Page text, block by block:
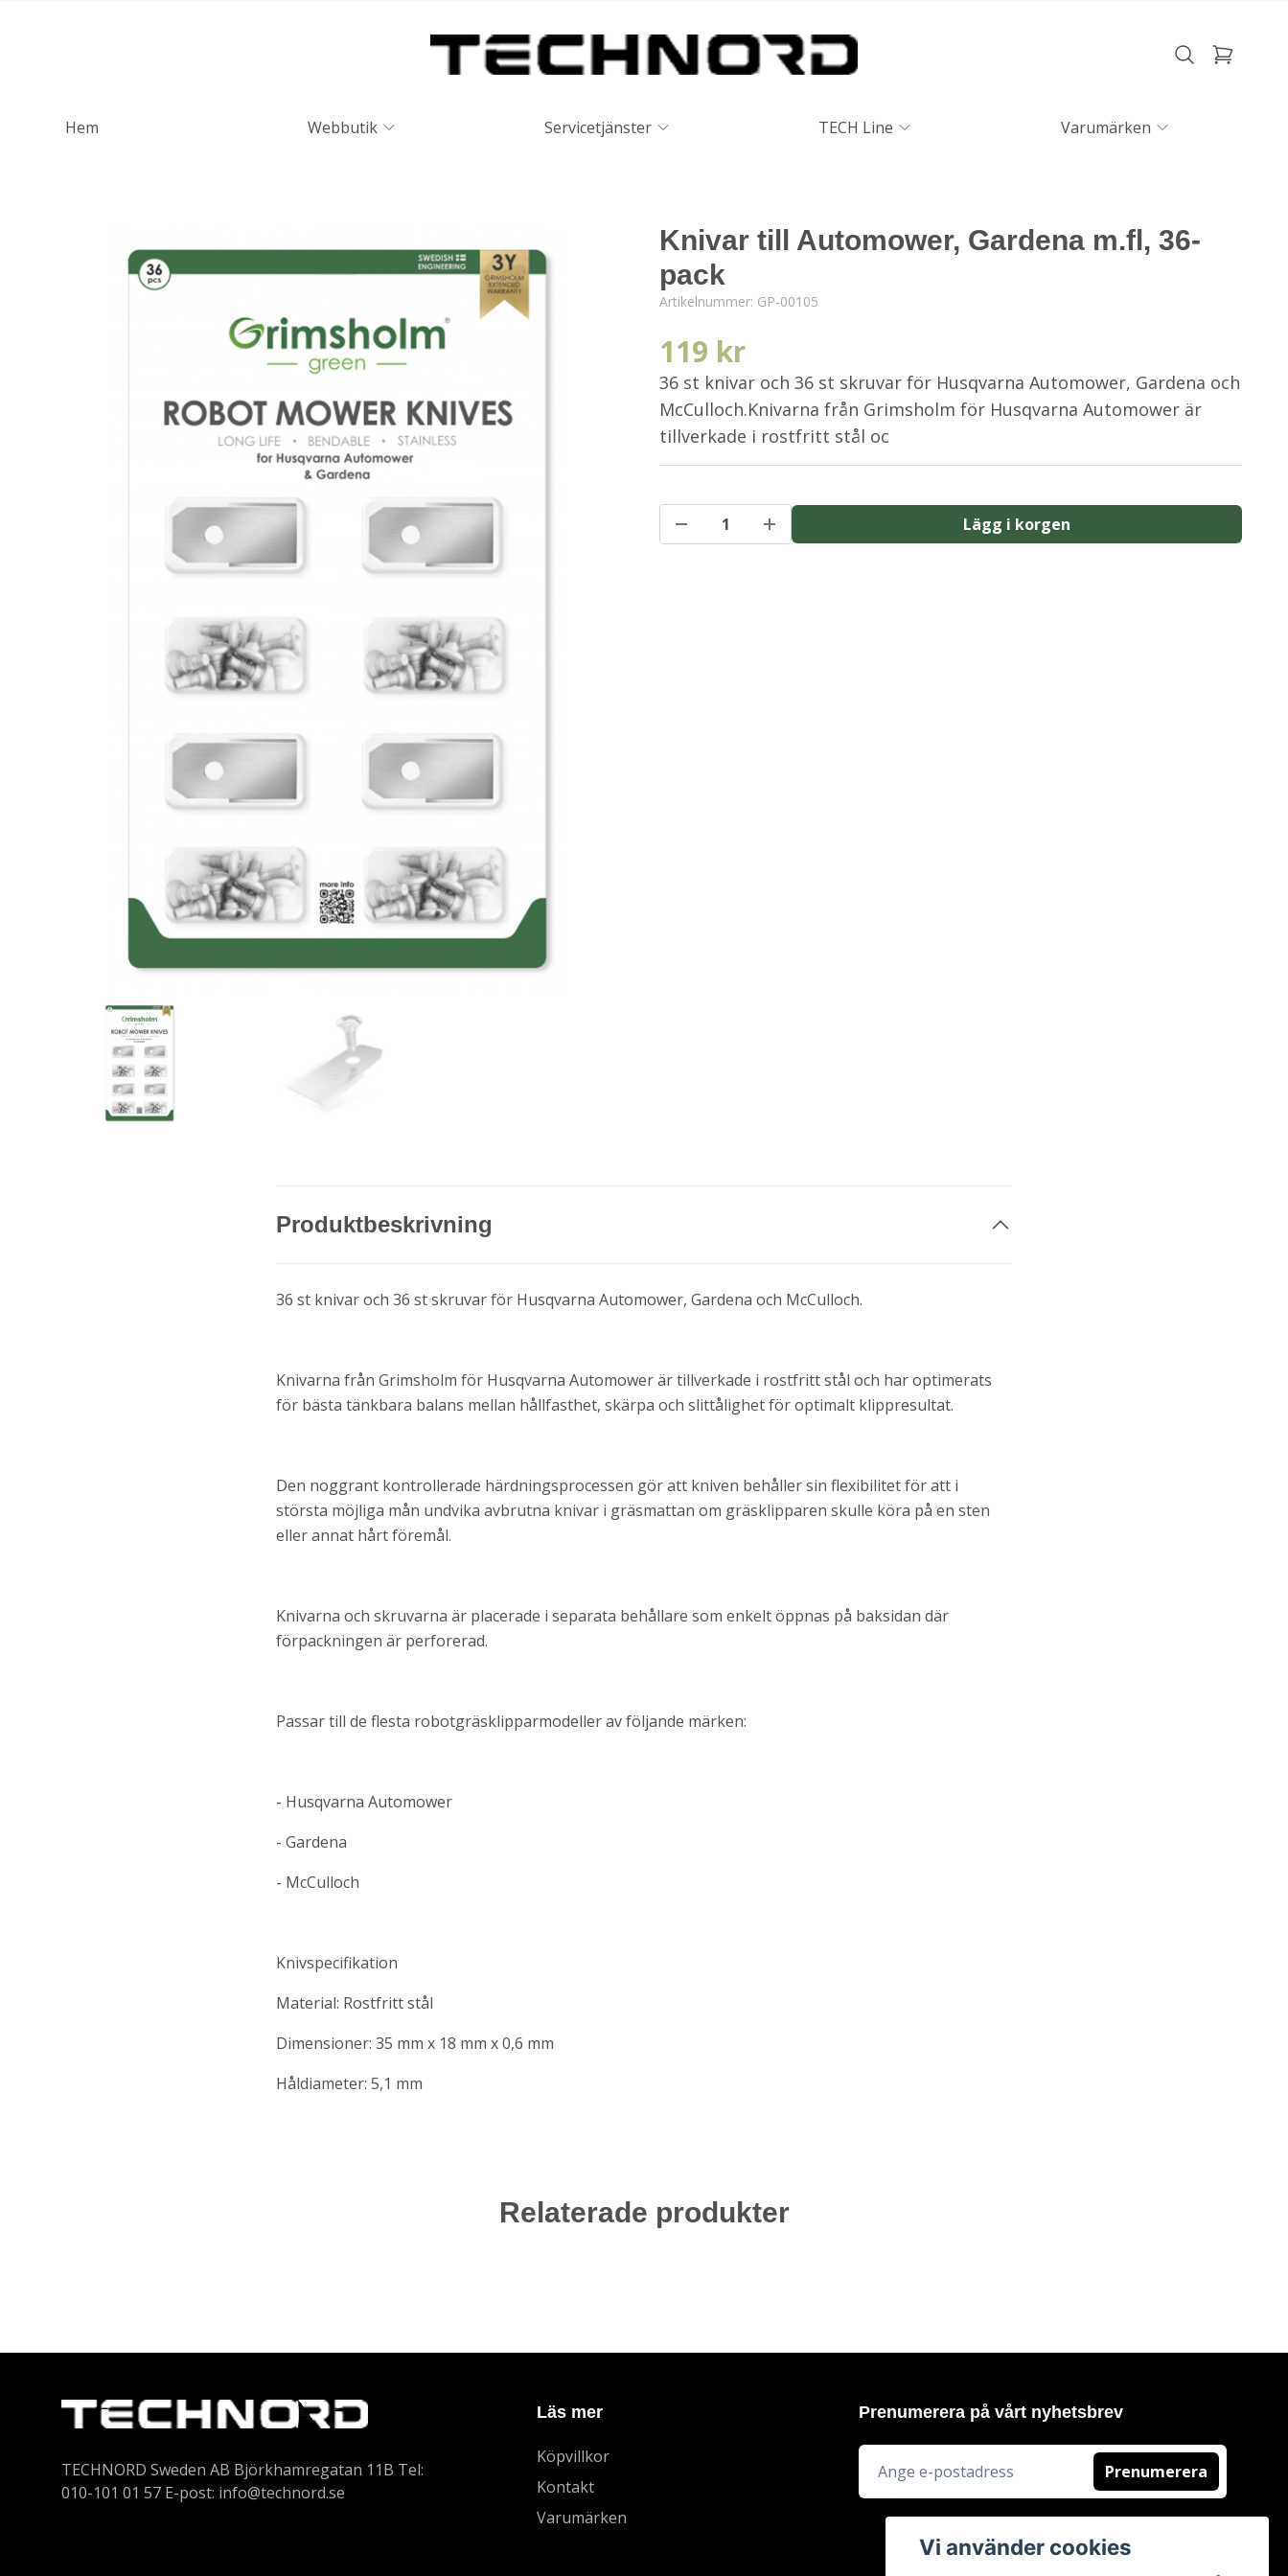
Hem Webbutik Servicetjänster TECH Line Varumärken
Knivar till Automower, Gardena m.fl, 36-
pack
Artikelnummer: GP-00105
119 kr
36 st knivar och 36 st skruvar för Husqvarna Automower, Gardena och
McCulloch.Knivarna från Grimsholm för Husqvarna Automower är
tillverkade i rostfritt stål oc
Lägg i korgen
Produktbeskrivning
36 st knivar och 36 st skruvar för Husqvarna Automower, Gardena och McCulloch.
Knivarna från Grimsholm för Husqvarna Automower är tillverkade i rostfritt stål och har optimerats
för bästa tänkbara balans mellan hållfasthet, skärpa och slittålighet för optimalt klippresultat.
Den noggrant kontrollerade härdningsprocessen gör att kniven behåller sin flexibilitet för att i
största möjliga mån undvika avbrutna knivar i gräsmattan om gräsklipparen skulle köra på en sten
eller annat hårt föremål.
Knivarna och skruvarna är placerade i separata behållare som enkelt öppnas på baksidan där
förpackningen är perforerad.
Passar till de flesta robotgräsklipparmodeller av följande märken:
- Husqvarna Automower
- Gardena
- McCulloch
Knivspecifikation
Material: Rostfritt stål
Dimensioner: 35 mm x 18 mm x 0,6 mm
Håldiameter: 5,1 mm
Relaterade produkter
TECHNORD Sweden AB Björkhamregatan 11B Tel:
010-101 01 57 E-post: info@technord.se
Läs mer
Köpvillkor
Kontakt
Varumärken
Prenumerera på vårt nyhetsbrev
Prenumerera
Vi använder cookies